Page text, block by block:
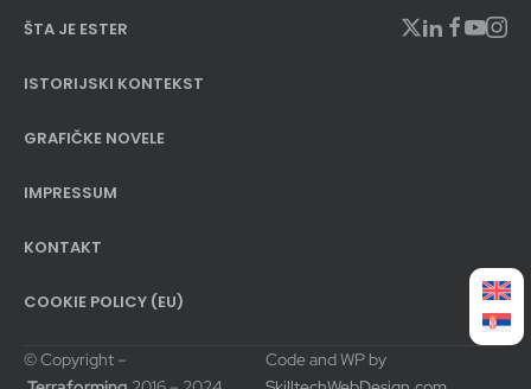
ŠTA JE ESTER
ISTORIJSKI KONTEKST
GRAFIČKE NOVELE
IMPRESSUM
KONTAKT
COOKIE POLICY (EU)
© Copyright –
Code and WP by